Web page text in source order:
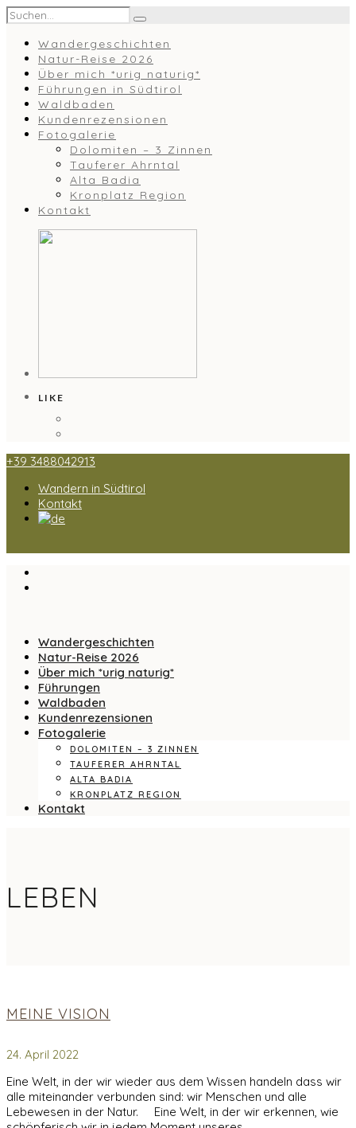
Wandergeschichten
Natur-Reise 2026
Über mich *urig naturig*
Führungen in Südtirol
Waldbaden
Kundenrezensionen
Fotogalerie
Dolomiten – 3 Zinnen
Tauferer Ahrntal
Alta Badia
Kronplatz Region
Kontakt
LIKE
+39 3488042913
Wandern in Südtirol
Kontakt
Wandergeschichten
Natur-Reise 2026
Über mich *urig naturig*
Führungen
Waldbaden
Kundenrezensionen
Fotogalerie
DOLOMITEN – 3 ZINNEN
TAUFERER AHRNTAL
ALTA BADIA
KRONPLATZ REGION
Kontakt
LEBEN
MEINE VISION
24. April 2022
Eine Welt, in der wir wieder aus dem Wissen handeln dass wir
alle miteinander verbunden sind: wir Menschen und alle
Lebewesen in der Natur. Eine Welt, in der wir erkennen, wie